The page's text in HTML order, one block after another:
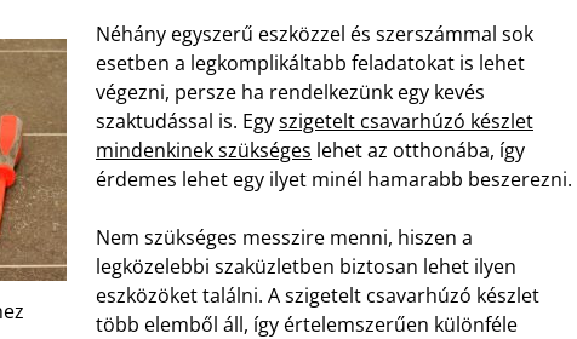
Néhány egyszerű eszközzel és szerszámmal sok
esetben a legkomplikáltabb feladatokat is lehet
végezni, persze ha rendelkezünk egy kevés
szaktudással is. Egyszigetelt csavarhúzó készlet
mindenkinek szükséges lehet az otthonába, így
érdemes lehet egy ilyet minél hamarabb beszerezni.
Nem szükséges messzire menni, hiszen a
legközelebbi szaküzletben biztosan lehet ilyen
eszközöket találni. A szigetelt csavarhúzó készlet
több elemből áll, így értelemszerűen különféle